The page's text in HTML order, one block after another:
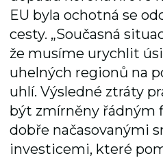
EU byla ochotná se
cesty. „Současná
že musíme urychlit
uhelných regionů na
uhlí. Výsledné ztráty
být zmírněny řádným
dobře načasovanými
investicemi, které